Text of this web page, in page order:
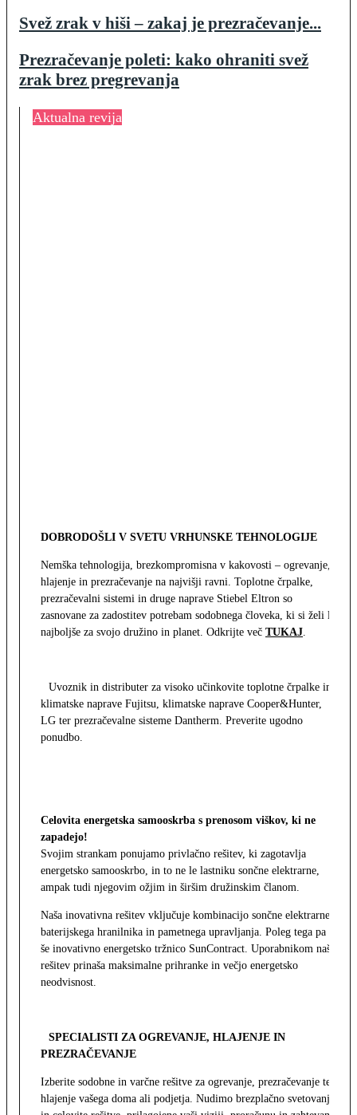
Svež zrak v hiši – zakaj je prezračevanje...
Prezračevanje poleti: kako ohraniti svež
zrak brez pregrevanja
Aktualna revija
DOBRODOŠLI V SVETU VRHUNSKE TEHNOLOGIJE
Nemška tehnologija, brezkompromisna v kakovosti – ogrevanje,
hlajenje in prezračevanje na najvišji ravni. Toplotne črpalke,
prezračevalni sistemi in druge naprave Stiebel Eltron so
zasnovane za zadostitev potrebam sodobnega človeka, ki si želi le
najboljše za svojo družino in planet. Odkrijte več TUKAJ.
Uvoznik in distributer za visoko učinkovite toplotne črpalke in
klimatske naprave Fujitsu, klimatske naprave Cooper&Hunter,
LG ter prezračevalne sisteme Dantherm. Preverite ugodno
ponudbo.
Celovita energetska samooskrba s prenosom viškov, ki ne
zapadejo!
Svojim strankam ponujamo privlačno rešitev, ki zagotavlja
energetsko samooskrbo, in to ne le lastniku sončne elektrarne,
ampak tudi njegovim ožjim in širšim družinskim članom.
Naša inovativna rešitev vključuje kombinacijo sončne elektrarne,
baterijskega hranilnika in pametnega upravljanja. Poleg tega pa
še inovativno energetsko tržnico SunContract. Uporabnikom naša
rešitev prinaša maksimalne prihranke in večjo energetsko
neodvisnost.
SPECIALISTI ZA OGREVANJE, HLAJENJE IN
PREZRAČEVANJE
Izberite sodobne in varčne rešitve za ogrevanje, prezračevanje ter
hlajenje vašega doma ali podjetja. Nudimo brezplačno svetovanje